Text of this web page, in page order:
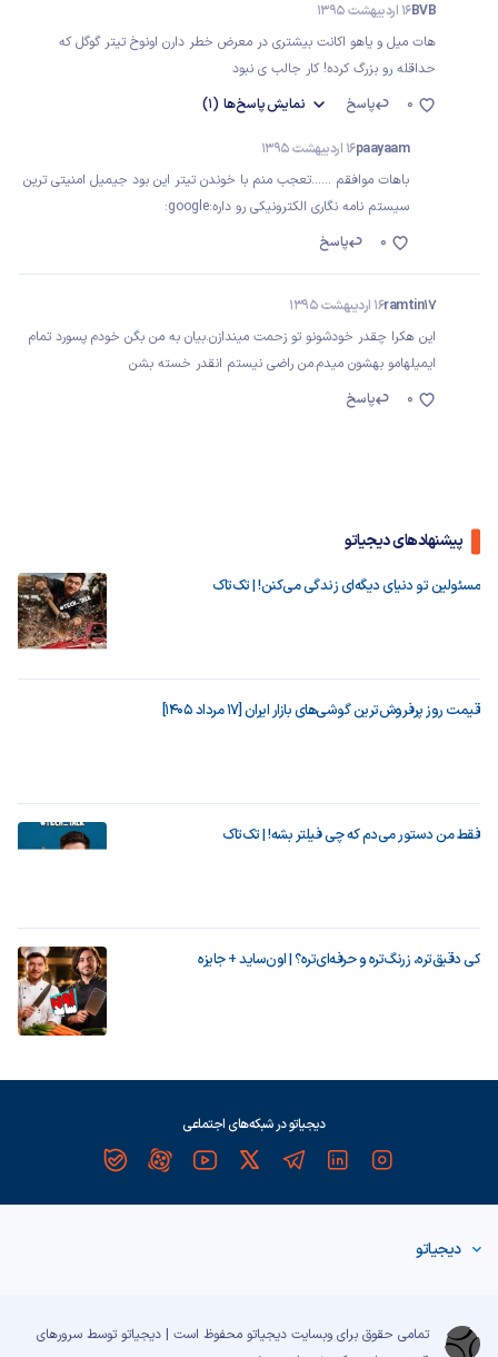
BVB16 اردیبهشت 1395
هات میل و یاهو اکانت بیشتری در معرض خطر دارن اونوخ تیتر گوگل که
حداقله رو بزرگ کرده! کار جالب ی نبود
پاسخ
نمایشپاسخ‌ها (1) 0
paayaam16 اردیبهشت 1395
باهات موافقم ......تعجب منم با خوندن تیتر این بود جیمیل امنیتی ترین
سیستم نامه نگاری الکترونیکی رو داره:google:
پاسخ
0
ramtin1716 اردیبهشت 1395
این هکرا چقدر خودشونو تو زحمت میندازن.بیان به من بگن خودم پسورد تمام
ایمیلهامو بهشون میدم.من راضی نیستم انقدر خسته بشن
پاسخ
0
پیشنهادهای دیجیاتو
مسئولین تو دنیای دیگه‌ای زندگی می‌کنن! | تک‌تاک
قیمت روز پرفروش‌ترین گوشی‌های بازار ایران [17 مرداد 1405]
فقط من دستور می‌دم که چی فیلتر بشه! | تک‌تاک
کی دقیق‌تره، زرنگ‌تره و حرفه‌ای‌تره؟ | اون‌ساید + جایزه
دیجیاتو در شبکه‌های اجتماعی
دیجیاتو
تمامی حقوق برای وبسایت دیجیاتو محفوظ است | دیجیاتو توسط سرورهای